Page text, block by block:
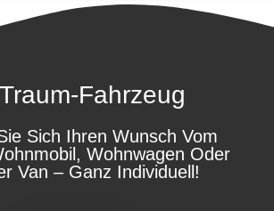
Fahrzeug
Sich Ihren Wunsch Vom
Wohnwagen Oder
Van – Ganz Individuell!